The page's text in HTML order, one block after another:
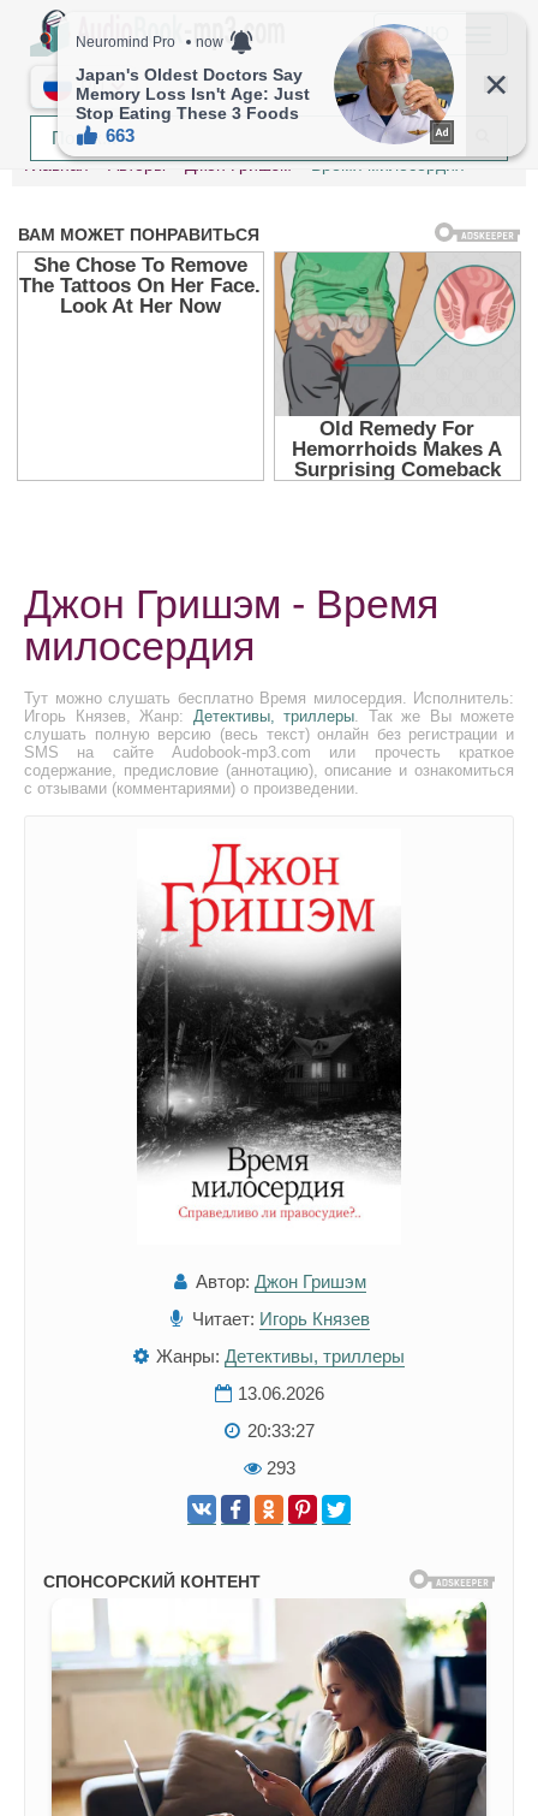
МЕНЮ
RU
Главная Авторы Джон Гришэм Время милосердия
Джон Гришэм - Время
милосердия
Тут можно слушать бесплатно Время милосердия. Исполнитель:
Игорь Князев, Жанр: Детективы, триллеры. Так же Вы можете
слушать полную версию (весь текст) онлайн без регистрации и
SMS на сайте Audobook-mp3.com или прочесть краткое
содержание, предисловие (аннотацию), описание и ознакомиться
с отзывами (комментариями) о произведении.
Автор: Джон Гришэм
Читает: Игорь Князев
Жанры: Детективы, триллеры
13.06.2026
20:33:27
293